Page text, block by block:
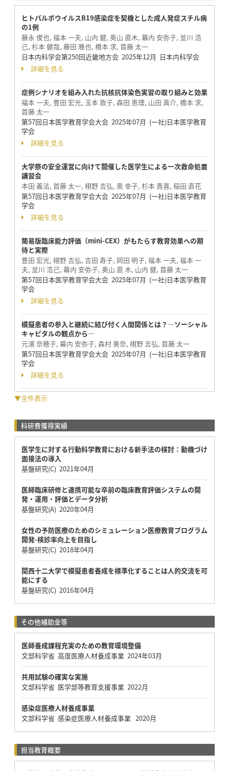
ヒトパルボウイルスB19感染症を契機とした成⼈発症スチル病
の1例
藤永 俊也, 福本 一夫, 山内 健, 奥山 直木, 幕内 安弥子, 並川 浩
己, 杉本 健哉, 藤田 雅也, 橋本 求, 首藤 太一
日本内科学会第250回近畿地方会 2025年12月 日本内科学会
詳細を見る
症例シナリオを組み入れた抗核抗体染色実習の取り組みと効果
福本 一夫, 豊田 宏光, 玉本 敦子, 森田 恵理, 山田 真介, 橋本 求,
首藤 太一
第57回日本医学教育学会大会 2025年07月 (一社)日本医学教育
学会
詳細を見る
大学祭の安全運営に向けて開催した医学生による一次救命処置
講習会
本田 義法, 首藤 太一, 栩野 吉弘, 奥 幸子, 杉本 貴喜, 稲田 直花
第57回日本医学教育学会大会 2025年07月 (一社)日本医学教育
学会
詳細を見る
簡易版臨床能力評価（mini-CEX）がもたらす教育効果への期
待と実際
豊田 宏光, 栩野 吉弘, 吉田 寿子, 岡田 明子, 福本 一夫, 福本 一
夫, 並川 浩己, 幕内 安弥子, 奥山 直 木, 山内 健, 首藤 太一
第57回日本医学教育学会大会 2025年07月 (一社)日本医学教育
学会
詳細を見る
模擬患者の参入と継続に結び付く人間関係とは？―ソーシャル
キャピタルの観点から―
元濱 奈穂子, 幕内 安弥子, 森村 美奈, 栩野 吉弘, 首藤 太一
第57回日本医学教育学会大会 2025年07月 (一社)日本医学教育
学会
詳細を見る
▼全件表示
科研費獲得実績
医学生に対する行動科学教育における新手法の検討：動機づけ
面接法の導入
基盤研究(C) 2021年04月
医師臨床研修と連携可能な卒前の臨床教育評価システムの開
発・運用・評価とデータ分析
基盤研究(A) 2020年04月
女性の予防医療のためのシミュレーション医療教育プログラム
開発-検診率向上を目指し
基盤研究(C) 2018年04月
関西十二大学で模擬患者養成を標準化することは人的交流を可
能にする
基盤研究(C) 2016年04月
その他補助金等
医師養成課程充実のための教育環境整備
文部科学省 高度医療人材養成事業 2024年03月
共用試験の確実な実施
文部科学省 医学部等教育支援事業 2022月
感染症医療人材養成事業
文部科学省 感染症医療人材養成事業 2020月
担当教育概要